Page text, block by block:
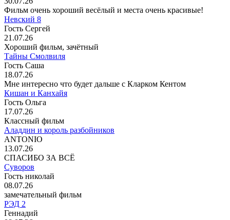
Фильм очень хороший весёлый и места очень красивые!
Невский 8
Гость Сергей
21.07.26
Хороший фильм, зачётный
Тайны Смолвиля
Гость Саша
18.07.26
Мне интересно что будет дальше с Кларком Кентом
Кишан и Канхайя
Гость Ольга
17.07.26
Классный фильм
Аладдин и король разбойников
ANTONIO
13.07.26
СПАСИБО ЗА ВСЁ
Суворов
Гость николай
08.07.26
замечательный фильм
РЭД 2
Геннадий